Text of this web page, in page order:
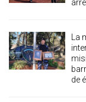
La
de